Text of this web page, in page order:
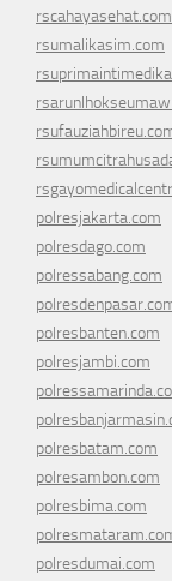
rscahayasehat.com
rsumalikasim.com
polresjakarta.com
polresdago.com
polressabang.com
polresbanten.com
polresjambi.com
polresbatam.com
polresambon.com
polresbima.com
polresdumai.com